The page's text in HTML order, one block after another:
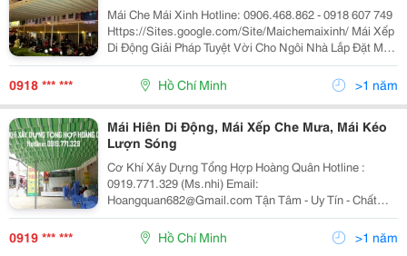
Mái Che Mái Xinh Hotline: 0906.468.862 - 0918 607 749
Https://Sites.google.com/Site/Maichemaixinh/ Mái Xếp
Di Động Giải Pháp Tuyệt Vời Cho Ngôi Nhà Lắp Đặt Mái
Kéo Di Động Là Giải Pháp Tuyệt Vời Cho Ngôi Nhà Của
Bạn, Với Những Công Dụng R
0918 *** *** Hồ Chí Minh >1 năm
Mái Hiên Di Động, Mái Xếp Che Mưa, Mái Kéo
Lượn Sóng
Cơ Khí Xây Dựng Tổng Hợp Hoàng Quân Hotline :
0919.771.329 (Ms.nhi) Email:
Hoangquan682@Gmail.com Tận Tâm - Uy Tín - Chất
Lượng - Chúng Tôi Chuyên Thiết Kế Thi Công Mái Hiên
Các Loại Tận Nơi Giá Rẻ . Sản Phẩm Dùng Cho Các
Công Trình : Nhà Phố,B
0919 *** *** Hồ Chí Minh >1 năm